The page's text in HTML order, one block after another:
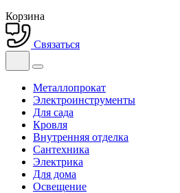
Корзина
Связаться
Металлопрокат
Электроинструменты
Для сада
Кровля
Внутренняя отделка
Сантехника
Электрика
Для дома
Освещение